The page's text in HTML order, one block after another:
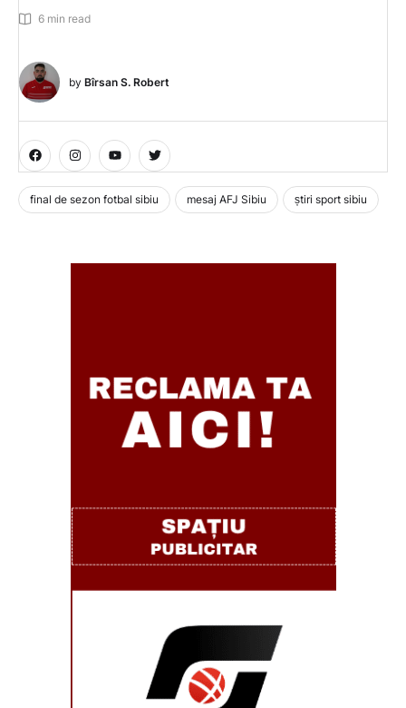
6 min read
by Bîrsan S. Robert
final de sezon fotbal sibiu mesaj AFJ Sibiu știri sport sibiu